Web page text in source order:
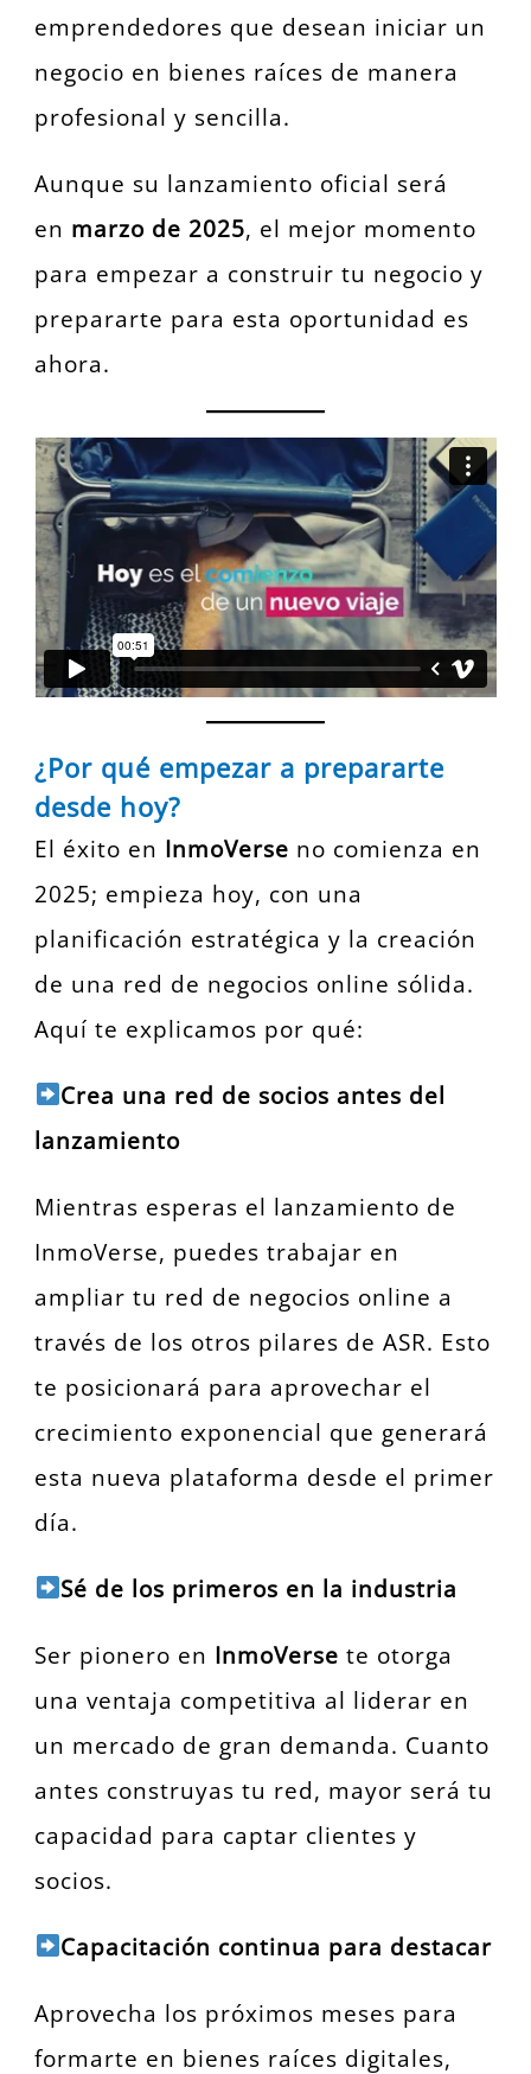
emprendedores que desean iniciar un
negocio en bienes raíces de manera
profesional y sencilla.
Aunque su lanzamiento oficial será
en marzo de 2025, el mejor momento
para empezar a construir tu negocio y
prepararte para esta oportunidad es
ahora.
¿Por qué empezar a prepararte
desde hoy?
El éxito en InmoVerse no comienza en
2025; empieza hoy, con una
planificación estratégica y la creación
de una red de negocios online sólida.
Aquí te explicamos por qué:
Crea una red de socios antes del
lanzamiento
Mientras esperas el lanzamiento de
InmoVerse, puedes trabajar en
ampliar tu red de negocios online a
través de los otros pilares de ASR. Esto
te posicionará para aprovechar el
crecimiento exponencial que generará
esta nueva plataforma desde el primer
día.
Sé de los primeros en la industria
Ser pionero en InmoVerse te otorga
una ventaja competitiva al liderar en
un mercado de gran demanda. Cuanto
antes construyas tu red, mayor será tu
capacidad para captar clientes y
socios.
Capacitación continua para destacar
Aprovecha los próximos meses para
formarte en bienes raíces digitales,